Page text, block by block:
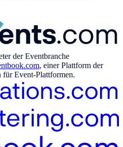
der Eventbranche
, einer Plattform der
für Event-Plattformen.